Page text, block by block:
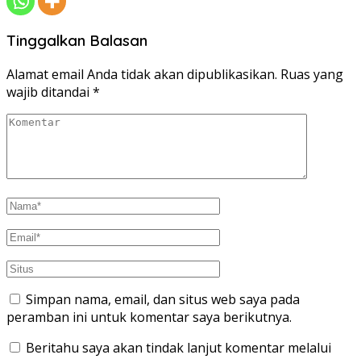
Tinggalkan Balasan
Alamat email Anda tidak akan dipublikasikan. Ruas yang
wajib ditandai *
Simpan nama, email, dan situs web saya pada
peramban ini untuk komentar saya berikutnya.
Beritahu saya akan tindak lanjut komentar melalui